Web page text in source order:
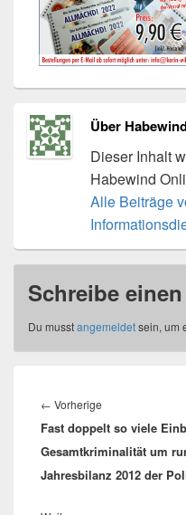
Über
Dieser Inhalt
Habewind
Alle Beiträge
Schreibe
Du musstangemeldetsein, um
← Vorherige
Beitrag:
Fast doppelt so viele
Gesamtkriminalität um
Jahresbilanz 2012 der